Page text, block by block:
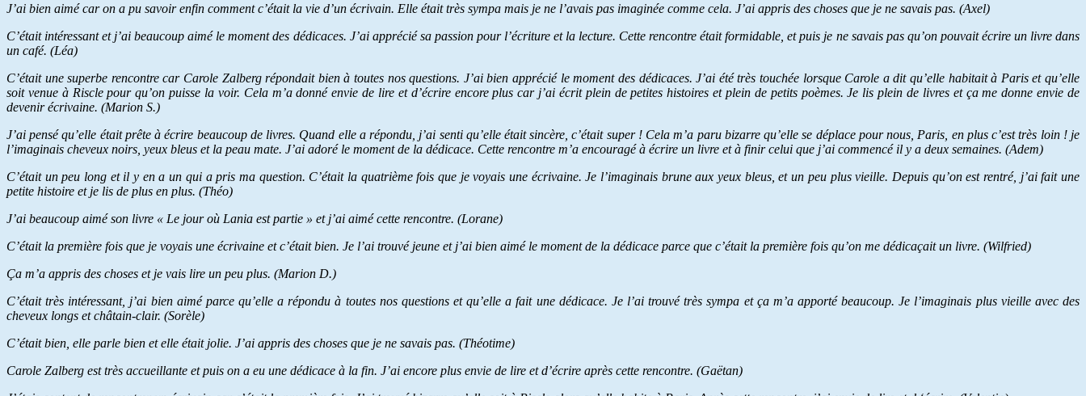
J’ai bien aimé car on a pu savoir enfin comment c’était la vie d’un écrivain. Elle était très sympa mais je ne l’avais pas imaginée comme cela. J’ai appris des choses que je ne savais pas. (Axel)
C’était intéressant et j’ai beaucoup aimé le moment des dédicaces. J’ai apprécié sa passion pour l’écriture et la lecture. Cette rencontre était formidable, et puis je ne savais pas qu’on pouvait écrire un livre dans
un café. (Léa)
C’était une superbe rencontre car Carole Zalberg répondait bien à toutes nos questions. J’ai bien apprécié le moment des dédicaces. J’ai été très touchée lorsque Carole a dit qu’elle habitait à Paris et qu’elle
soit venue à Riscle pour qu’on puisse la voir. Cela m’a donné envie de lire et d’écrire encore plus car j’ai écrit plein de petites histoires et plein de petits poèmes. Je lis plein de livres et ça me donne envie de
devenir écrivaine. (Marion S.)
J’ai pensé qu’elle était prête à écrire beaucoup de livres. Quand elle a répondu, j’ai senti qu’elle était sincère, c’était super ! Cela m’a paru bizarre qu’elle se déplace pour nous, Paris, en plus c’est très loin ! je
l’imaginais cheveux noirs, yeux bleus et la peau mate. J’ai adoré le moment de la dédicace. Cette rencontre m’a encouragé à écrire un livre et à finir celui que j’ai commencé il y a deux semaines. (Adem)
C’était un peu long et il y en a un qui a pris ma question. C’était la quatrième fois que je voyais une écrivaine. Je l’imaginais brune aux yeux bleus, et un peu plus vieille. Depuis qu’on est rentré, j’ai fait une
petite histoire et je lis de plus en plus. (Théo)
J’ai beaucoup aimé son livre « Le jour où Lania est partie » et j’ai aimé cette rencontre. (Lorane)
C’était la première fois que je voyais une écrivaine et c’était bien. Je l’ai trouvé jeune et j’ai bien aimé le moment de la dédicace parce que c’était la première fois qu’on me dédicaçait un livre. (Wilfried)
Ça m’a appris des choses et je vais lire un peu plus. (Marion D.)
C’était très intéressant, j’ai bien aimé parce qu’elle a répondu à toutes nos questions et qu’elle a fait une dédicace. Je l’ai trouvé très sympa et ça m’a apporté beaucoup. Je l’imaginais plus vieille avec des
cheveux longs et châtain-clair. (Sorèle)
C’était bien, elle parle bien et elle était jolie. J’ai appris des choses que je ne savais pas. (Théotime)
Carole Zalberg est très accueillante et puis on a eu une dédicace à la fin. J’ai encore plus envie de lire et d’écrire après cette rencontre. (Gaëtan)